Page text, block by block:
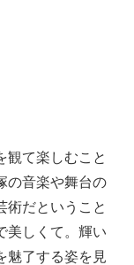
観て楽しむこと
の音楽や舞台の
術だということ
美しくて。輝い
魅了する姿を見